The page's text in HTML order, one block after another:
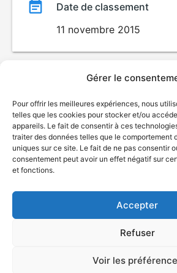
Gérer le
Pour offrir les meilleures expériences, nous
telles que les cookies pour stocker et/ou
appareils. Le fait de consentir à ces
traiter des données telles que le comportement
uniques sur ce site. Le fait de ne pas consentir
consentement peut avoir un effet négatif sur
et fonctions.
Accepter
Refuser
Voir les
Date de classement
11 novembre 2015
© Gouvernement du
Plan du site
Accessibilité
Accès à l'information
Déclaration de services